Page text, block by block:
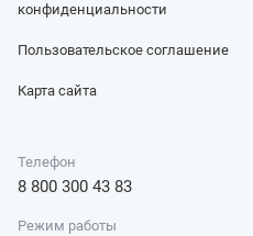
конфиденциальности
Пользовательское соглашение
Карта сайта
Телефон
8 800 300 43 83
Режим работы